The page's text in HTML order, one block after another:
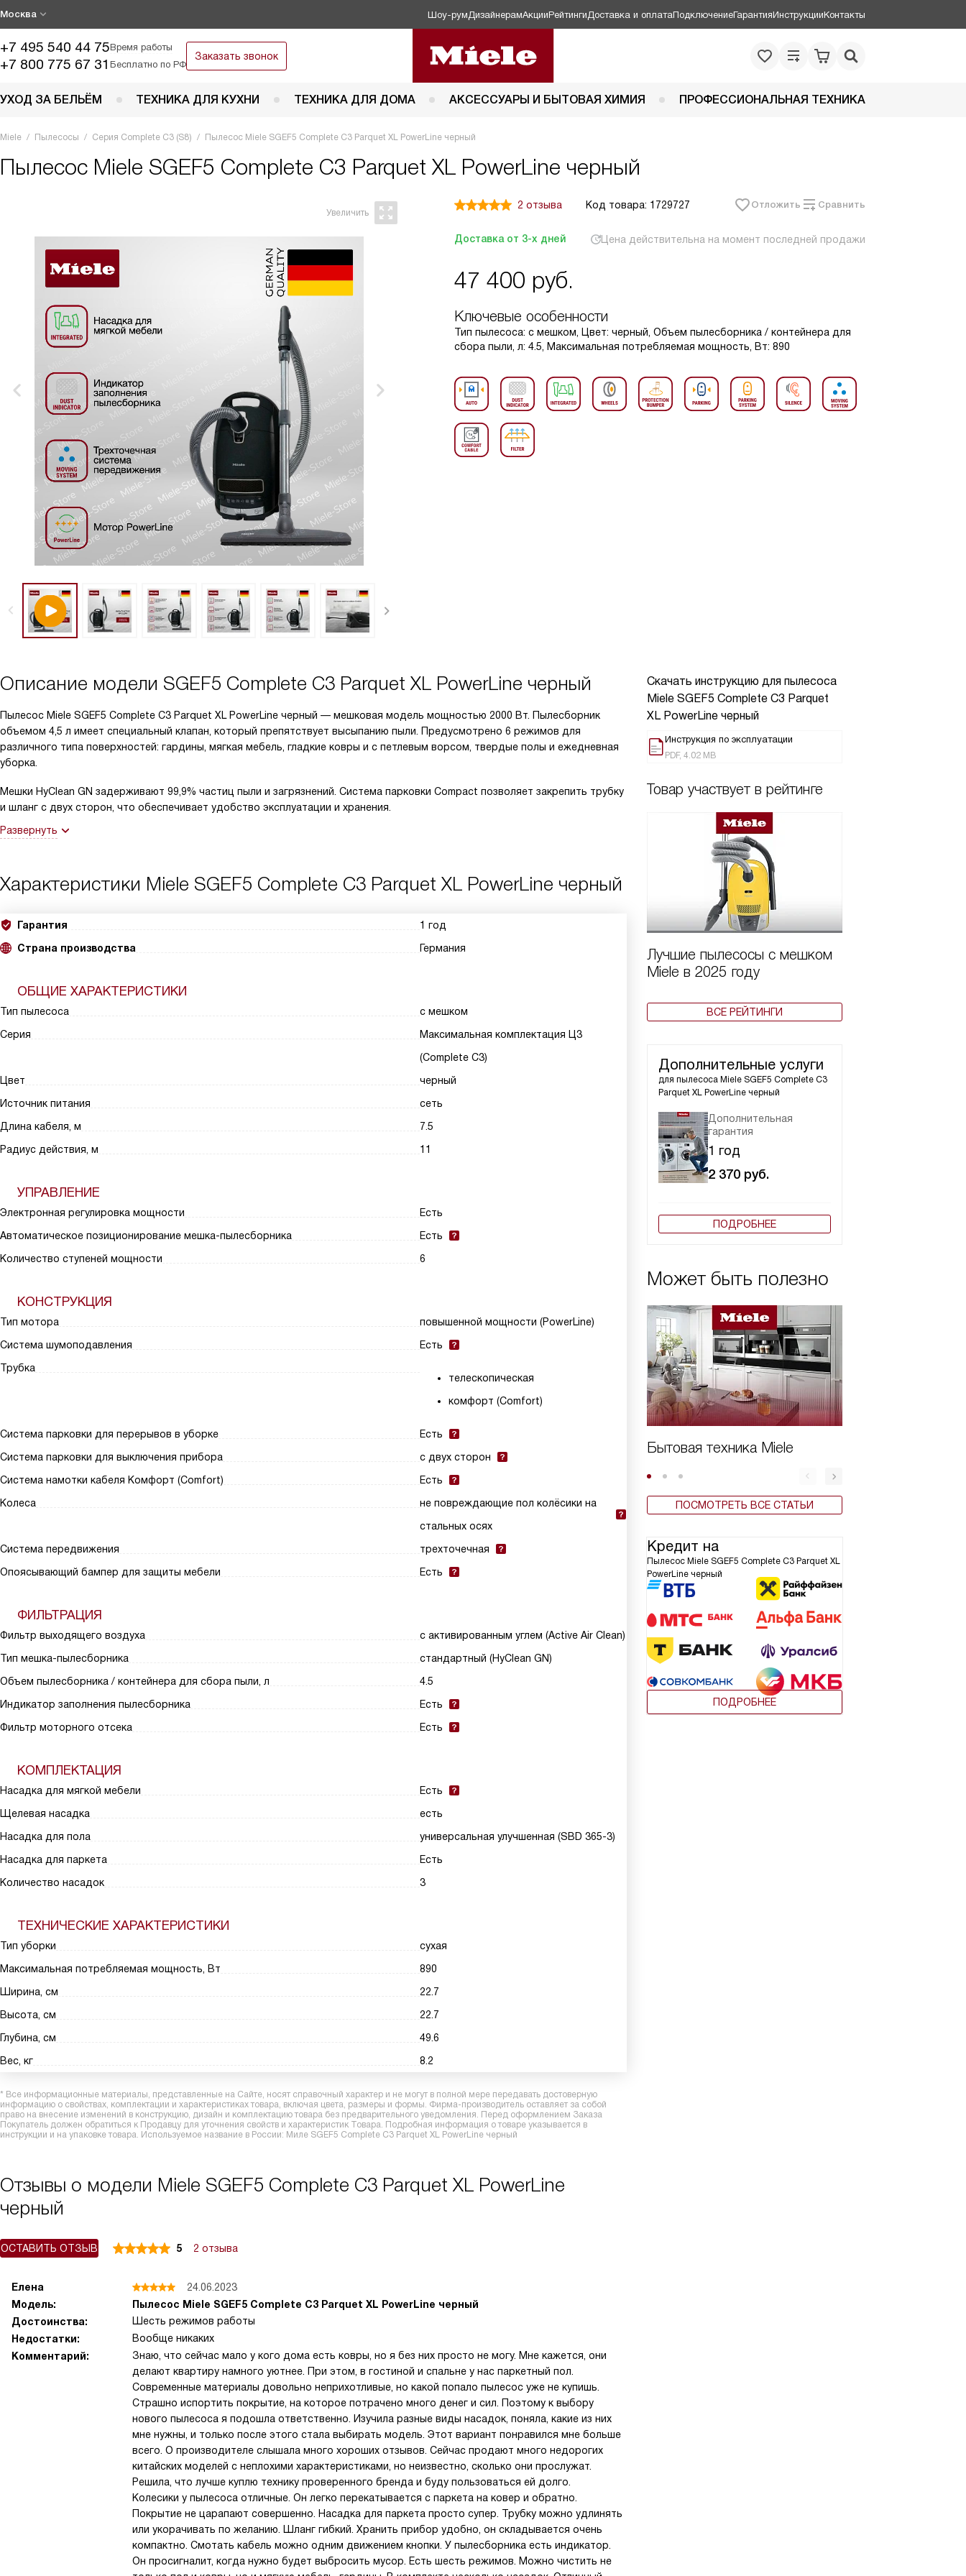
Москва Шоу-рум ДизайнерамАкцииРейтинги Доставка и оплатаПодключениеГарантияИнструкцииКонтакты
+7 495 540 44 75Время работы
+7 800 775 67 31 Бесплатно по РФ
Заказать звонок
УХОД ЗА БЕЛЬЁМ ТЕХНИКА ДЛЯ КУХНИ ТЕХНИКА ДЛЯ ДОМА АКСЕССУАРЫ И БЫТОВАЯ ХИМИЯ ПРОФЕССИОНАЛЬНАЯ ТЕХНИКА
Miele Пылесосы Серия Complete C3 (S8) Пылесос Miele SGEF5 Complete C3 Parquet XL PowerLine черный
Пылесос Miele SGEF5 Complete C3 Parquet XL PowerLine черный
2 отзыва Код товара: 1729727 Отложить Сравнить
Доставка от 3-х дней Цена действительна на момент последней продажи
47 400 руб.
Ключевые особенности
Тип пылесоса: с мешком, Цвет: черный, Объем пылесборника / контейнера для
сбора пыли, л: 4.5, Максимальная потребляемая мощность, Вт: 890
Скачать инструкцию для пылесоса
Miele SGEF5 Complete C3 Parquet
XL PowerLine черный
Инструкция по эксплуатации
PDF, 4.02 MB
Товар участвует в рейтинге
Лучшие пылесосы с мешком
Miele в 2025 году
ВСЕ РЕЙТИНГИ
Дополнительные услуги
для пылесоса Miele SGEF5 Complete C3
Parquet XL PowerLine черный
Дополнительная
гарантия
1 год
2 370 руб.
ПОДРОБНЕЕ
Может быть полезно
Бытовая техника Miele
ПОСМОТРЕТЬ ВСЕ СТАТЬИ
Кредит на
Пылесос Miele SGEF5 Complete C3 Parquet XL
PowerLine черный
ПОДРОБНЕЕ
Описание модели SGEF5 Complete C3 Parquet XL PowerLine черный
Пылесос Miele SGEF5 Complete C3 Parquet XL PowerLine черный — мешковая модель мощностью 2000 Вт. Пылесборник
объемом 4,5 л имеет специальный клапан, который препятствует высыпанию пыли. Предусмотрено 6 режимов для
различного типа поверхностей: гардины, мягкая мебель, гладкие ковры и с петлевым ворсом, твердые полы и ежедневная
уборка.
Мешки HyClean GN задерживают 99,9% частиц пыли и загрязнений. Система парковки Compact позволяет закрепить трубку
и шланг с двух сторон, что обеспечивает удобство эксплуатации и хранения.
Развернуть
Характеристики Miele SGEF5 Complete C3 Parquet XL PowerLine черный
Гарантия
1 год
Страна производства
Германия
ОБЩИЕ ХАРАКТЕРИСТИКИ
Тип пылесоса
с мешком
Серия
Максимальная комплектация Ц3
(Complete C3)
Цвет
черный
Источник питания
сеть
Длина кабеля, м
7.5
Радиус действия, м
11
УПРАВЛЕНИЕ
Электронная регулировка мощности
Есть
Автоматическое позиционирование мешка-пылесборника
Есть
Количество ступеней мощности
6
КОНСТРУКЦИЯ
Тип мотора
повышенной мощности (PowerLine)
Система шумоподавления
Есть
Трубка
телескопическая
комфорт (Comfort)
Система парковки для перерывов в уборке
Есть
Система парковки для выключения прибора
с двух сторон
Система намотки кабеля Комфорт (Comfort)
Есть
Колеса
не повреждающие пол колёсики на
стальных осях
Система передвижения
трехточечная
Опоясывающий бампер для защиты мебели
Есть
ФИЛЬТРАЦИЯ
Фильтр выходящего воздуха
с активированным углем (Active Air Clean)
Тип мешка-пылесборника
стандартный (HyClean GN)
Объем пылесборника / контейнера для сбора пыли, л
4.5
Индикатор заполнения пылесборника
Есть
Фильтр моторного отсека
Есть
КОМПЛЕКТАЦИЯ
Насадка для мягкой мебели
Есть
Щелевая насадка
есть
Насадка для пола
универсальная улучшенная (SBD 365-3)
Насадка для паркета
Есть
Количество насадок
3
ТЕХНИЧЕСКИЕ ХАРАКТЕРИСТИКИ
Тип уборки
сухая
Максимальная потребляемая мощность, Вт
890
Ширина, см
22.7
Высота, см
22.7
Глубина, см
49.6
Вес, кг
8.2
* Все информационные материалы, представленные на Сайте, носят справочный характер и не могут в полной мере передавать достоверную
информацию о свойствах, комплектации и характеристиках товара, включая цвета, размеры и формы. Фирма-производитель оставляет за собой
право на внесение изменений в конструкцию, дизайн и комплектацию товара без предварительного уведомления. Перед оформлением Заказа
Покупатель должен обратиться к Продавцу для уточнения свойств и характеристик Товара. Подробная информация о товаре указывается в
инструкции и на упаковке товара. Используемое название в России: Миле SGEF5 Complete C3 Parquet XL PowerLine черный
Отзывы о модели Miele SGEF5 Complete C3 Parquet XL PowerLine
черный
5 2 отзыва
ОСТАВИТЬ ОТЗЫВ
Елена
24.06.2023
Модель:
Пылесос Miele SGEF5 Complete C3 Parquet XL PowerLine черный
Достоинства:
Шесть режимов работы
Недостатки:
Вообще никаких
Комментарий:
Знаю, что сейчас мало у кого дома есть ковры, но я без них просто не могу. Мне кажется, они
делают квартиру намного уютнее. При этом, в гостиной и спальне у нас паркетный пол.
Современные материалы довольно неприхотливые, но какой попало пылесос уже не купишь.
Страшно испортить покрытие, на которое потрачено много денег и сил. Поэтому к выбору
нового пылесоса я подошла ответственно. Изучила разные виды насадок, поняла, какие из них
мне нужны, и только после этого стала выбирать модель. Этот вариант понравился мне больше
всего. О производителе слышала много хороших отзывов. Сейчас продают много недорогих
китайских моделей с неплохими характеристиками, но неизвестно, сколько они прослужат.
Решила, что лучше куплю технику проверенного бренда и буду пользоваться ей долго.
Колесики у пылесоса отличные. Он легко перекатывается с паркета на ковер и обратно.
Покрытие не царапают совершенно. Насадка для паркета просто супер. Трубку можно удлинять
или укорачивать по желанию. Шланг гибкий. Хранить прибор удобно, он складывается очень
компактно. Смотать кабель можно одним движением кнопки. У пылесборника есть индикатор.
Он просигналит, когда нужно будет выбросить мусор. Есть шесть режимов. Можно чистить не